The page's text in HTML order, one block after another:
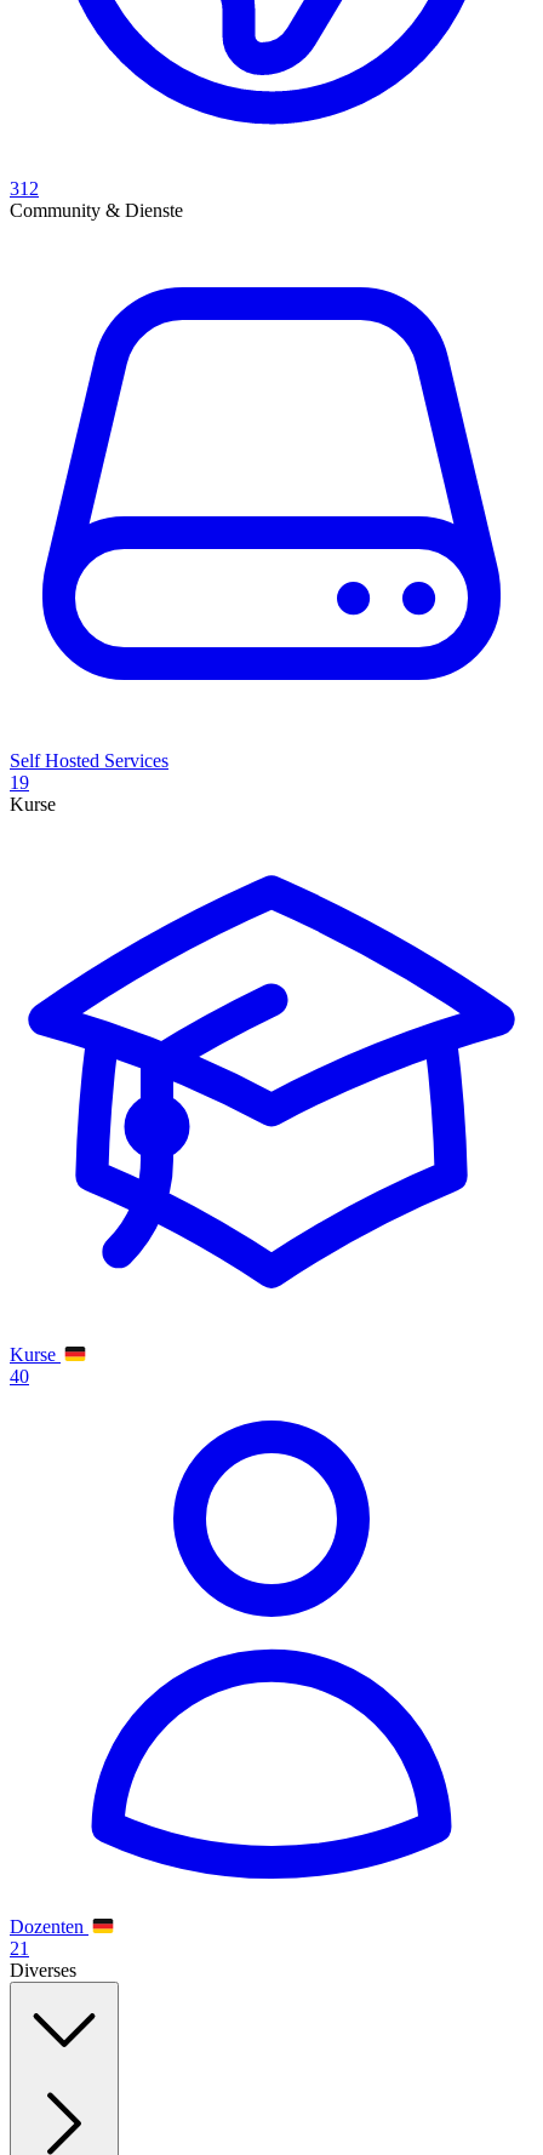
312
Community & Dienste
Self Hosted Services
19
Kurse
Kurse
40
Dozenten
21
Diverses